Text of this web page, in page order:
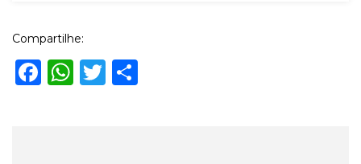
Compartilhe:
Facebook
WhatsApp
Twitter